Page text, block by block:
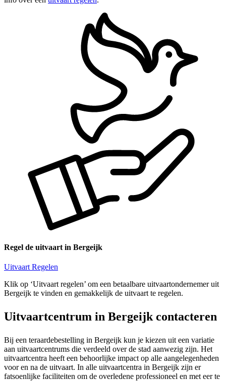
Regel de uitvaart in Bergeijk
Uitvaart Regelen
Klik op ‘Uitvaart regelen’ om een betaalbare uitvaartondernemer uit
Bergeijk te vinden en gemakkelijk de uitvaart te regelen.
Uitvaartcentrum in Bergeijk contacteren
Bij een teraardebestelling in Bergeijk kun je kiezen uit een variatie
aan uitvaartcentrums die verdeeld over de stad aanwezig zijn. Het
uitvaartcentra heeft een behoorlijke impact op alle aangelegenheden
voor en na de uitvaart. In alle uitvaartcentra in Bergeijk zijn er
fatsoenlijke faciliteiten om de overledene professioneel en met eer te